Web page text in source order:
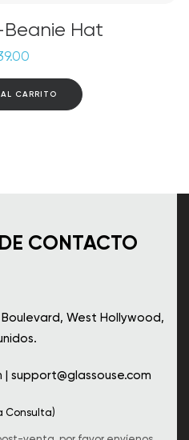
Hat
CARRITO
CONTACTO
West Hollywood,
| support@glassouse.com
Consulta)